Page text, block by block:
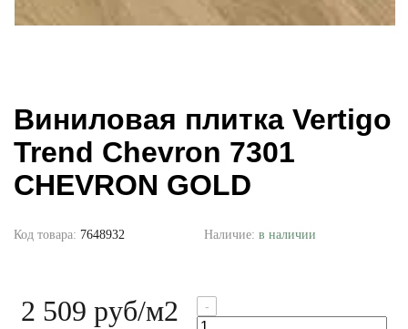
Виниловая плитка Vertigo
Trend Chevron 7301
CHEVRON GOLD
Код товара: 7648932 Наличие: в наличии
2 509 руб/м2 -